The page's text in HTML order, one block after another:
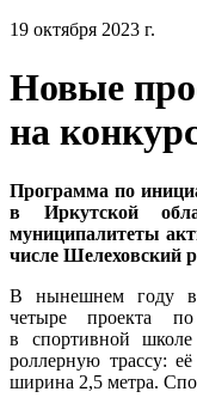
19 октября 2023 г.
Новые
на
Программа по
в Иркутской
муниципалитеты
числе Шелеховский
В нынешнем году в
четыре проекта по
в спортивной
роллерную трассу:
ширина 2,5 метра.